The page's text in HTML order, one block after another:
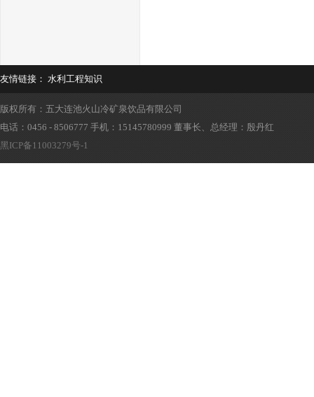
友情链接： 水利工程知识
版权所有：五大连池火山冷矿泉饮品有限公司
电话：0456 - 8506777 手机：15145780999 董事长、总经理：殷丹红
黑ICP备11003279号-1